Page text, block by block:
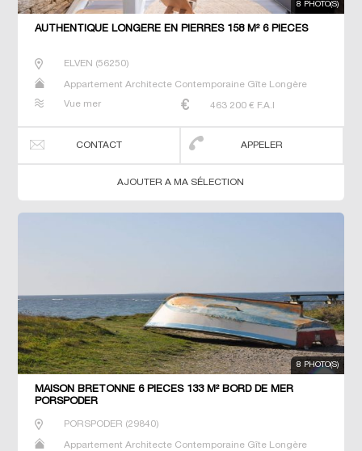
8 PHOTO(S)
AUTHENTIQUE LONGERE EN PIERRES 158 M² 6 PIECES
ELVEN (56250)
Appartement Architecte Contemporaine Gîte Longère
Prestige Prestige Propriété Villa
Vue mer 463 200 € F.A.I
CONTACT APPELER
AJOUTER A MA SÉLECTION
8 PHOTO(S)
MAISON BRETONNE 6 PIECES 133 M² BORD DE MER
PORSPODER
PORSPODER (29840)
Appartement Architecte Contemporaine Gîte Longère